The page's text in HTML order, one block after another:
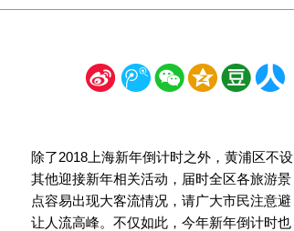
新 腾 微 空 豆
除了2018上海新年倒计时之外，黄浦区不设
其他迎接新年相关活动，届时全区各旅游景
点容易出现大客流情况，请广大市民注意避
让人流高峰。不仅如此，今年新年倒计时也